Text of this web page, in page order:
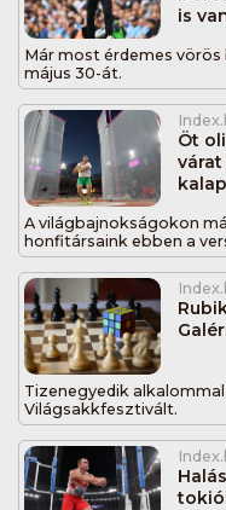
is
Már most érdemes
május 30-át.
Öt
várat
A világbajnokságokon
honfitársaink ebben a
Tizenegyedik
Világsakkfesztivált.